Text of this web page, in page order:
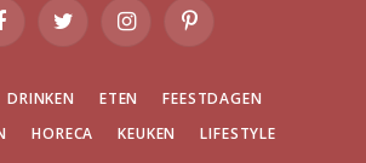
FacebookTwitter InstagramPinterest
DRINKEN ETEN
FEESTDAGEN
HORECA KEUKEN
LIFESTYLE